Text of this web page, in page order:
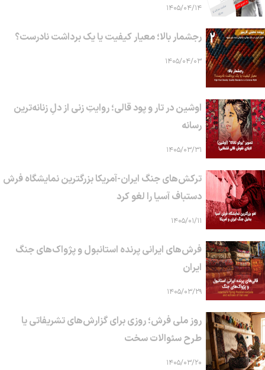
۱۴۰۵/۰۴/۱۴
رجشمار بالا؛ معیار کیفیت یا یک برداشت نادرست؟
۱۴۰۵/۰۴/۰۳
اوشین در تار و پود قالی؛ روایتِ زنی از دلِ زنانه‌ترین
رسانه
۱۴۰۵/۰۳/۳۱
ترکش‌های جنگ ایران-آمریکا بزرگترین نمایشگاه فرش
دستباف آسیا را لغو کرد
۱۴۰۵/۰۱/۱۱
فرش‌های ایرانی پرنده استانبول و پژواک‌های جنگ
ایران
۱۴۰۵/۰۳/۲۹
روز ملی فرش؛ روزی برای گزارش‌های تشریفاتی یا
طرح سئوالات سخت
۱۴۰۵/۰۳/۲۰